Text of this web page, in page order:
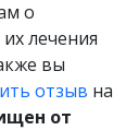
о
лечения
вы
отзыв на
от